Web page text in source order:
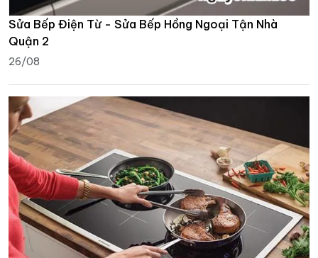
Sửa Bếp Điện Từ - Sửa Bếp Hồng Ngoại Tận Nhà
Quận 2
26/08